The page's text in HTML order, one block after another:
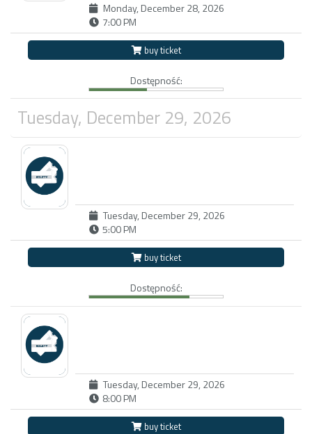
Monday, December 28, 2026
7:00 PM
buy ticket
Dostępność:
Tuesday, December 29, 2026
Tuesday, December 29, 2026
5:00 PM
buy ticket
Dostępność:
Tuesday, December 29, 2026
8:00 PM
buy ticket